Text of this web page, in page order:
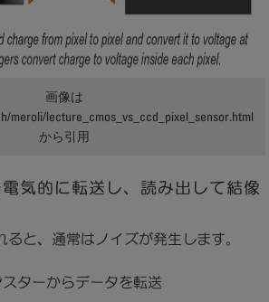
画像は
meroli/lecture_cmos_vs_ccd_pixel_sensor.html
から引用
気的に転送し、読み出して結像
と、通常はノイズが発生します。
ターからデータを転送